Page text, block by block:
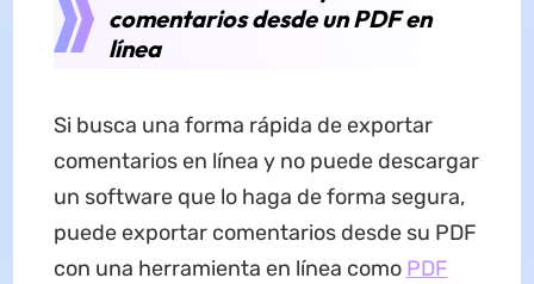
comentarios desde un PDF en
línea
Si busca una forma rápida de exportar
comentarios en línea y no puede descargar
un software que lo haga de forma segura,
puede exportar comentarios desde su PDF
con una herramienta en línea como PDF